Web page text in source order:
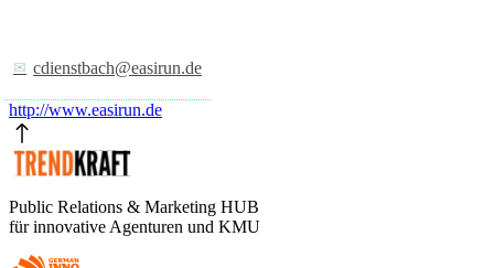
cdienstbach@easirun.de
http://www.easirun.de
Public Relations & Marketing HUB
für innovative Agenturen und KMU